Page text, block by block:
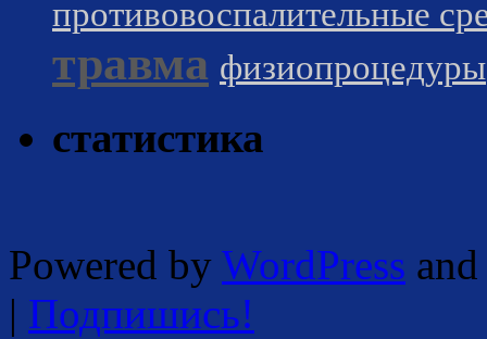
противовоспалительные
травма физиопроцедуры
статистика
Powered by WordPress
| Подпишись!